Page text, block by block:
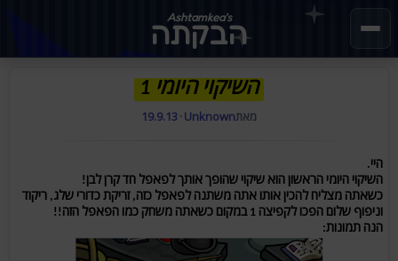
Ashtamkea's
הבקתה
השיקוי היומי 1
מאתUnknown
·
19.9.13
היי.
השיקוי היומי הראשון הוא שיקוי שהופך אותך לפאפל חד קרן לבן!
כשאתה מצליח להכין אותו אתה משתנה לפאפל כזה, זריקת כדורי שלג, ריקוד
וניפוף שלום הפכו לקפיצה 1 במקום כשאתה משחק כמו הפאפל הזה!!
הנה תמונות: